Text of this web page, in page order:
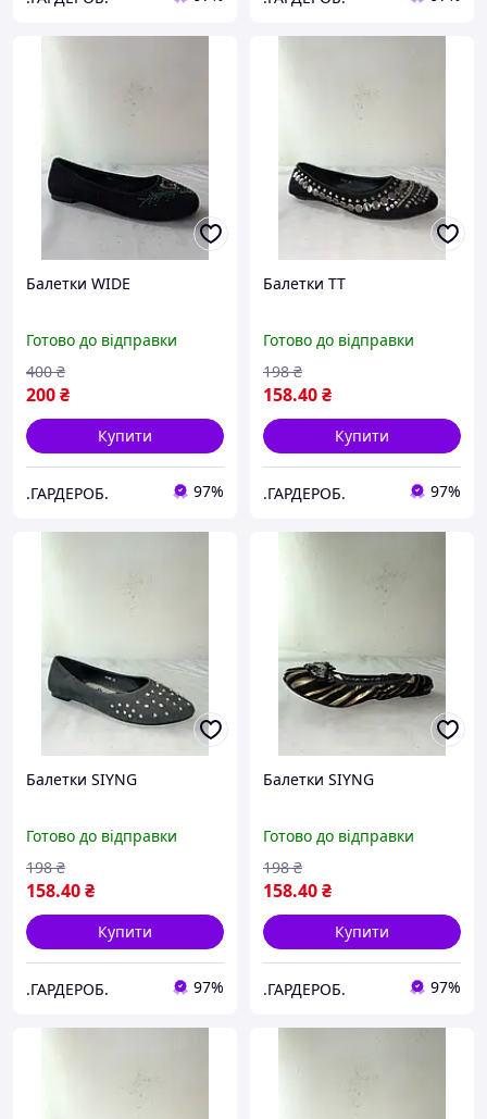
Балетки WIDE
Готово до відправки
200₴
400 ₴
Купити
.ГАРДЕРОБ. 97%
Балетки TT
Готово до відправки
158.40₴
198 ₴
Купити
.ГАРДЕРОБ. 97%
Балетки SIYNG
Готово до відправки
158.40₴
198 ₴
Купити
.ГАРДЕРОБ. 97%
Балетки SIYNG
Готово до відправки
158.40₴
198 ₴
Купити
.ГАРДЕРОБ. 97%